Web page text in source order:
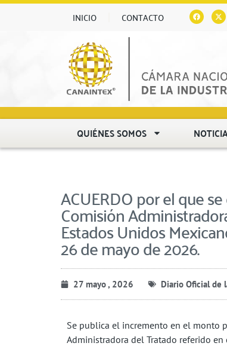
INICIO CONTACTO
QUIÉNES SOMOS
ACUERDO por el que
Comisión
Estados Unidos
26 de mayo de 2026.
27 mayo , 2026 Diario Oficial de
Se publica el incremento en el monto
Administradora del Tratado referido